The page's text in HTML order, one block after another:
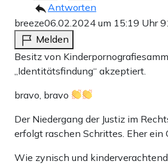
Antworten
breeze06.02.2024 um 15:19 Uhr
Melden
Besitz von
„Identitätsfindung“ akzeptiert.
bravo, bravo
Der Niedergang der Justiz im
erfolgt raschen Schrittes. Eher ein
Wie zynisch und